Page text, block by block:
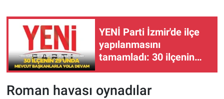
YENİ Parti İzmir'de ilçe
yapılanmasını
tamamladı: 30 ilçenin
29'unda mevcut
başkanlarla yola devam
Roman havası oynadılar